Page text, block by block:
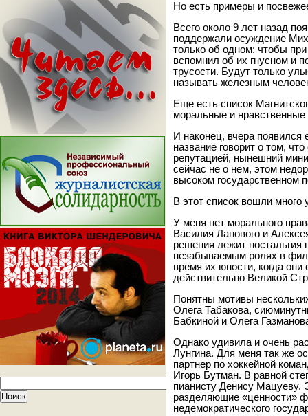
Но есть примеры и
Всего около 9 лет назад
поддержали осуждение
только об одном: чтобы
вспомнил об их гнусном и
трусости. Будут только
называть железным
Еще есть список
моральные и
И наконец, вчера
название говорит о том,
репутацией, нынешний
сейчас не о нем, этом
высоком государственном
В этот список вошли
У меня нет морального
Василия Ланового и
решения лежит
незабываемым ролях в
время их юности, когда
действительно Великой
Понятны мотивы
Олега Табакова,
Бабкиной и Олега
Однако удивила и очень
Лунгина. Для меня так же
партнер по хоккейной
Игорь Бутман. В равной
пианисту Денису Мацуеву.
разделяющие «ценности»
недемократического